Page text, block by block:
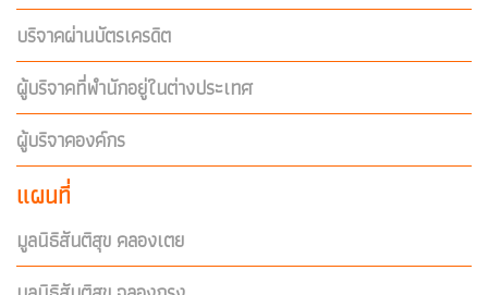
บริจาคผ่านบัตรเครดิต
ผู้บริจาคที่พำนักอยู่ในต่างประเทศ
ผู้บริจาคองค์กร
แผนที่
มูลนิธิสันติสุข คลองเตย